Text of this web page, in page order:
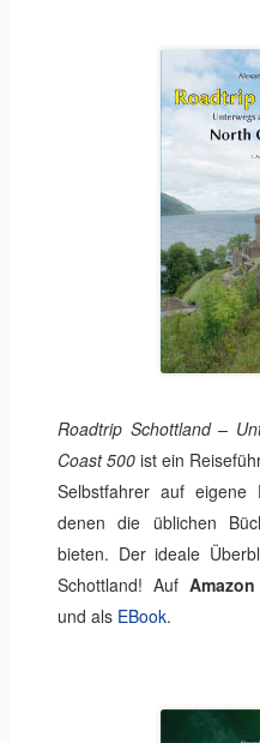
Roadtrip Schottland –
Coast 500 ist ein
Selbstfahrer auf eigene
denen die üblichen
bieten. Der ideale
Schottland! Auf Amazon
und als EBook.